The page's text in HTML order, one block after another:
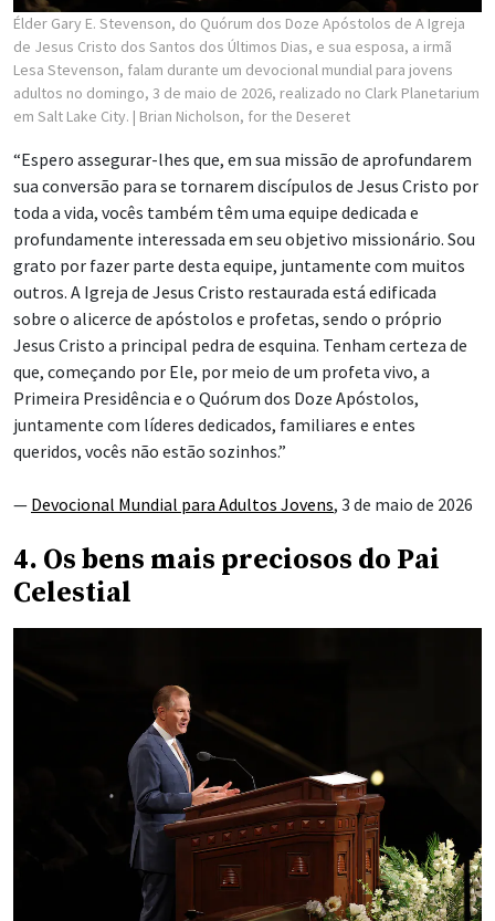
Élder Gary E. Stevenson, do Quórum dos Doze Apóstolos de A Igreja
de Jesus Cristo dos Santos dos Últimos Dias, e sua esposa, a irmã
Lesa Stevenson, falam durante um devocional mundial para jovens
adultos no domingo, 3 de maio de 2026, realizado no Clark Planetarium
em Salt Lake City. | Brian Nicholson, for the Deseret
“Espero assegurar-lhes que, em sua missão de aprofundarem
sua conversão para se tornarem discípulos de Jesus Cristo por
toda a vida, vocês também têm uma equipe dedicada e
profundamente interessada em seu objetivo missionário. Sou
grato por fazer parte desta equipe, juntamente com muitos
outros. A Igreja de Jesus Cristo restaurada está edificada
sobre o alicerce de apóstolos e profetas, sendo o próprio
Jesus Cristo a principal pedra de esquina. Tenham certeza de
que, começando por Ele, por meio de um profeta vivo, a
Primeira Presidência e o Quórum dos Doze Apóstolos,
juntamente com líderes dedicados, familiares e entes
queridos, vocês não estão sozinhos.”
— Devocional Mundial para Adultos Jovens, 3 de maio de 2026
4. Os bens mais preciosos do Pai
Celestial